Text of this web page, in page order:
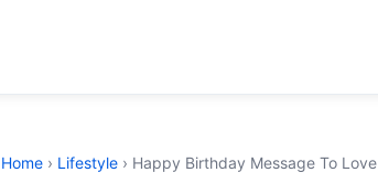
Home › Lifestyle › Happy Birthday Message To Love